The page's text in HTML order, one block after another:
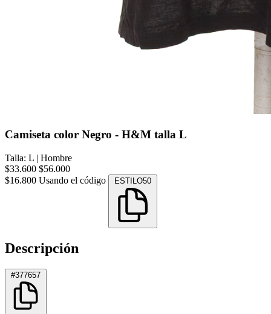
Camiseta color Negro - H&M talla L
Talla: L | Hombre
$33.600 $56.000
$16.800 Usando el código ESTILO50
Descripción
#377657